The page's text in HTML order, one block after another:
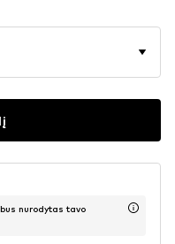
nurodytas tavo